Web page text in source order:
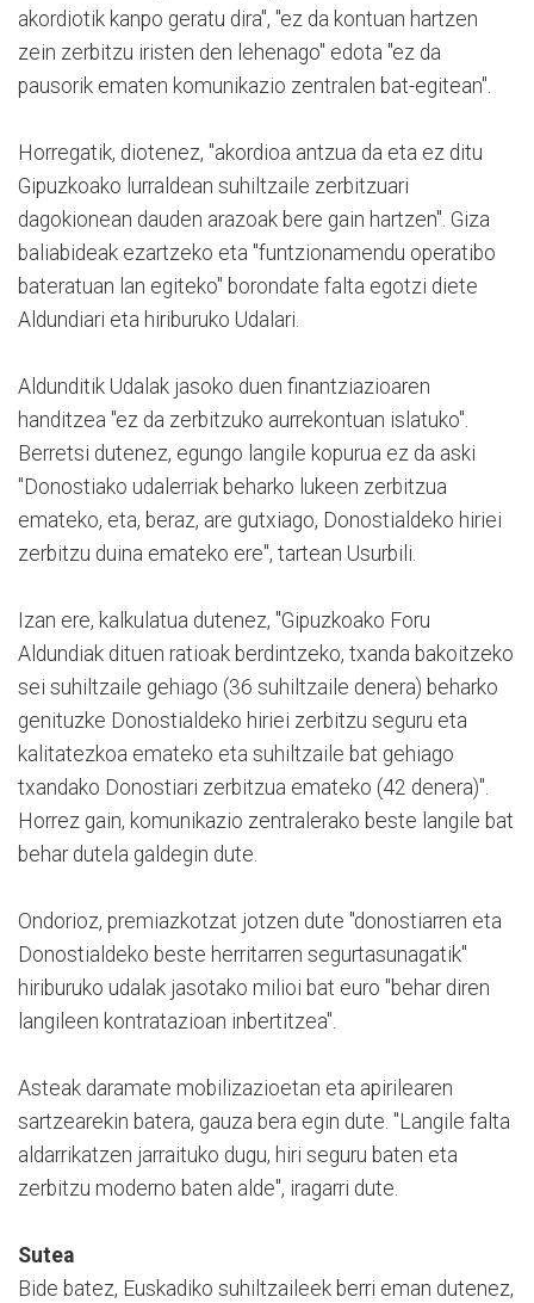
akordiotik kanpo geratu dira", "ez da kontuan hartzen
zein zerbitzu iristen den lehenago" edota "ez da
pausorik ematen komunikazio zentralen bat-egitean".
Horregatik, diotenez, "akordioa antzua da eta ez ditu
Gipuzkoako lurraldean suhiltzaile zerbitzuari
dagokionean dauden arazoak bere gain hartzen". Giza
baliabideak ezartzeko eta "funtzionamendu operatibo
bateratuan lan egiteko" borondate falta egotzi diete
Aldundiari eta hiriburuko Udalari.
Aldunditik Udalak jasoko duen finantziazioaren
handitzea "ez da zerbitzuko aurrekontuan islatuko".
Berretsi dutenez, egungo langile kopurua ez da aski
"Donostiako udalerriak beharko lukeen zerbitzua
emateko, eta, beraz, are gutxiago, Donostialdeko hiriei
zerbitzu duina emateko ere", tartean Usurbili.
Izan ere, kalkulatua dutenez, "Gipuzkoako Foru
Aldundiak dituen ratioak berdintzeko, txanda bakoitzeko
sei suhiltzaile gehiago (36 suhiltzaile denera) beharko
genituzke Donostialdeko hiriei zerbitzu seguru eta
kalitatezkoa emateko eta suhiltzaile bat gehiago
txandako Donostiari zerbitzua emateko (42 denera)".
Horrez gain, komunikazio zentralerako beste langile bat
behar dutela galdegin dute.
Ondorioz, premiazkotzat jotzen dute "donostiarren eta
Donostialdeko beste herritarren segurtasunagatik"
hiriburuko udalak jasotako milioi bat euro "behar diren
langileen kontratazioan inbertitzea".
Asteak daramate mobilizazioetan eta apirilearen
sartzearekin batera, gauza bera egin dute. "Langile falta
aldarrikatzen jarraituko dugu, hiri seguru baten eta
zerbitzu moderno baten alde", iragarri dute.
Sutea
Bide batez, Euskadiko suhiltzaileek berri eman dutenez,